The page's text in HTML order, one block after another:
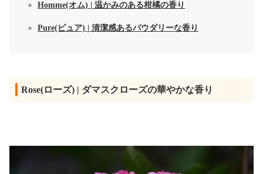
Homme(オム) | 温かみのある柑橘の香り
Pure(ピュア) | 清潔感あるパウダリーな香り
Rose(ローズ) | ダマスクローズの華やかな香り